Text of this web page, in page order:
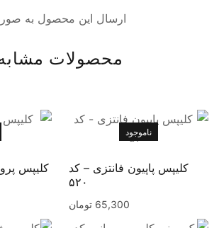
ارسال این محصول به
محصولات
ناموجود
کلیپس پاپیون فانتزی – کد
۵۲۰
65,300 تومان
کلیپس